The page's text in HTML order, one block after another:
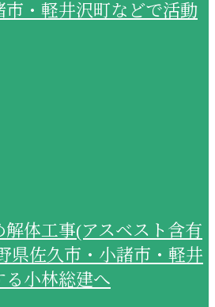
市・軽井沢町などで活動
体工事(アスベスト含有
県佐久市・小諸市・軽井
る小林総建へ